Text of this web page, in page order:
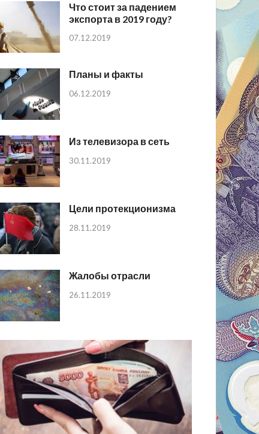
Что стоит за падением
экспорта в 2019 году?
07.12.2019
Планы и факты
06.12.2019
Из телевизора в сеть
30.11.2019
Цели протекционизма
28.11.2019
Жалобы отрасли
26.11.2019